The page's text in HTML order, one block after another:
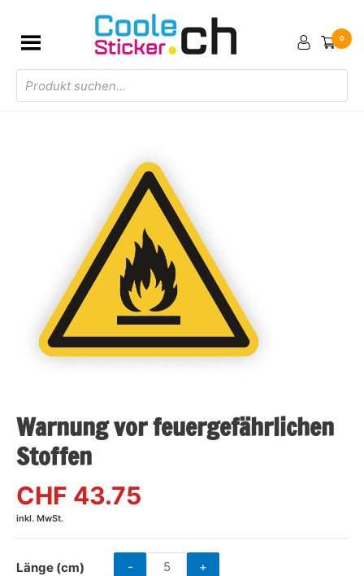
Products
search
0
Warnung vor feuergefährlichen
Stoffen
CHF 43.75
inkl. MwSt.
Länge (cm) - +